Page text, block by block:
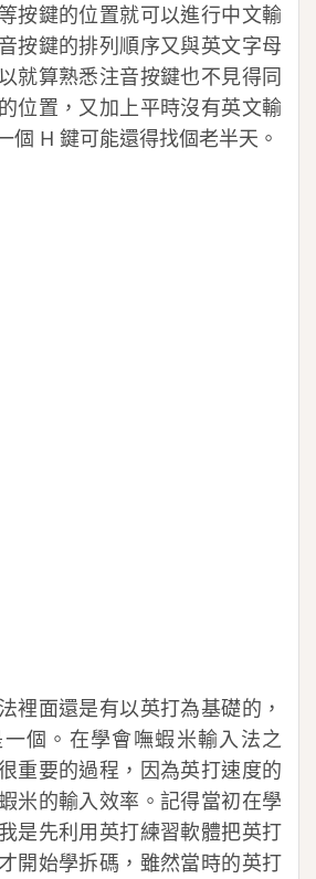
按鍵的位置就可以進行中文輸
按鍵的排列順序又與英文字母
就算熟悉注音按鍵也不見得同
位置，又加上平時沒有英文輸
個 H 鍵可能還得找個老半天。
裡面還是有以英打為基礎的，
個。在學會嘸蝦米輸入法之
重要的過程，因為英打速度的
米的輸入效率。記得當初在學
是先利用英打練習軟體把英打
開始學拆碼，雖然當時的英打